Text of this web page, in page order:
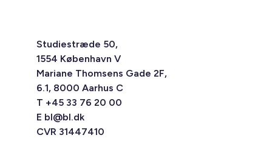
Studiestræde 50,
1554 København V
Mariane Thomsens Gade 2F,
6.1, 8000 Aarhus C
T +45 33 76 20 00
E bl@bl.dk
CVR 31447410